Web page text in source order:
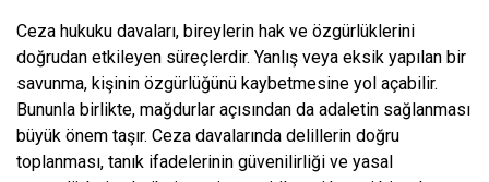
Ceza hukuku davaları, bireylerin hak ve özgürlüklerini
doğrudan etkileyen süreçlerdir. Yanlış veya eksik yapılan bir
savunma, kişinin özgürlüğünü kaybetmesine yol açabilir.
Bununla birlikte, mağdurlar açısından da adaletin sağlanması
büyük önem taşır. Ceza davalarında delillerin doğru
toplanması, tanık ifadelerinin güvenilirliği ve yasal